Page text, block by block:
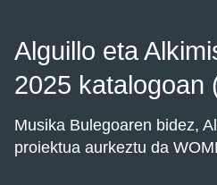
Alguillo eta
2025 katalogoan
Musika Bulegoaren bidez,
proiektua aurkeztu da